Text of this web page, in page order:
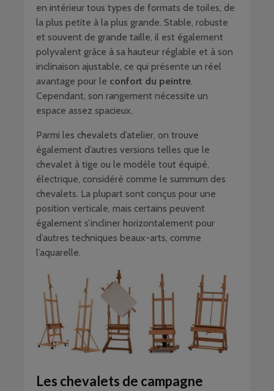
en intérieur tous types de formats de toiles, de
la plus petite à la plus grande. Stable, robuste
et souvent de grande taille, il est également
polyvalent grâce à sa hauteur réglable et à son
inclinaison ajustable, ce qui présente un réel
avantage pour le confort du peintre.
Cependant, son rangement nécessite un
espace assez spacieux.
Parmi les chevalets d’atelier, on trouve
également d’autres versions telles que le
chevalet à tige ou le modèle tout équipé,
électrique, considéré comme le summum des
chevalets. La plupart sont conçus pour une
position verticale, mais certains peuvent
également s’incliner horizontalement pour
d’autres techniques beaux-arts, comme
l’aquarelle.
Les chevalets de campagne